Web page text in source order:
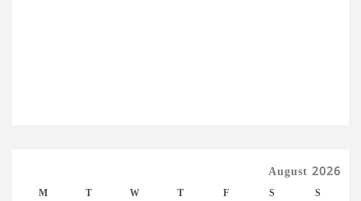
August 2026
M T W T F S S